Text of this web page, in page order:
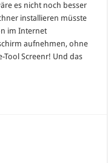
es nicht noch besser
installieren müsste
im Internet
aufnehmen, ohne
Tool Screenr! Und das